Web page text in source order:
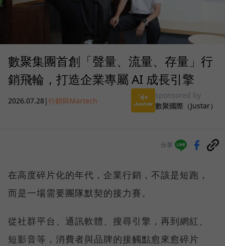
數聚集團首創「聲量、流量、存量」行
銷飛輪，打造企業專屬 AI 成長引擎
2026.07.28|行銷與Martech
sponsored by
數聚國際（Justar）
分享
在高度碎片化的年代，企業行銷，不該是短跑，
而是一場需要團隊默契的接力賽。
從社群平台、通訊軟體、搜尋引擎，再到網紅、
短影音等，消費者與品牌的接觸點愈來愈碎片